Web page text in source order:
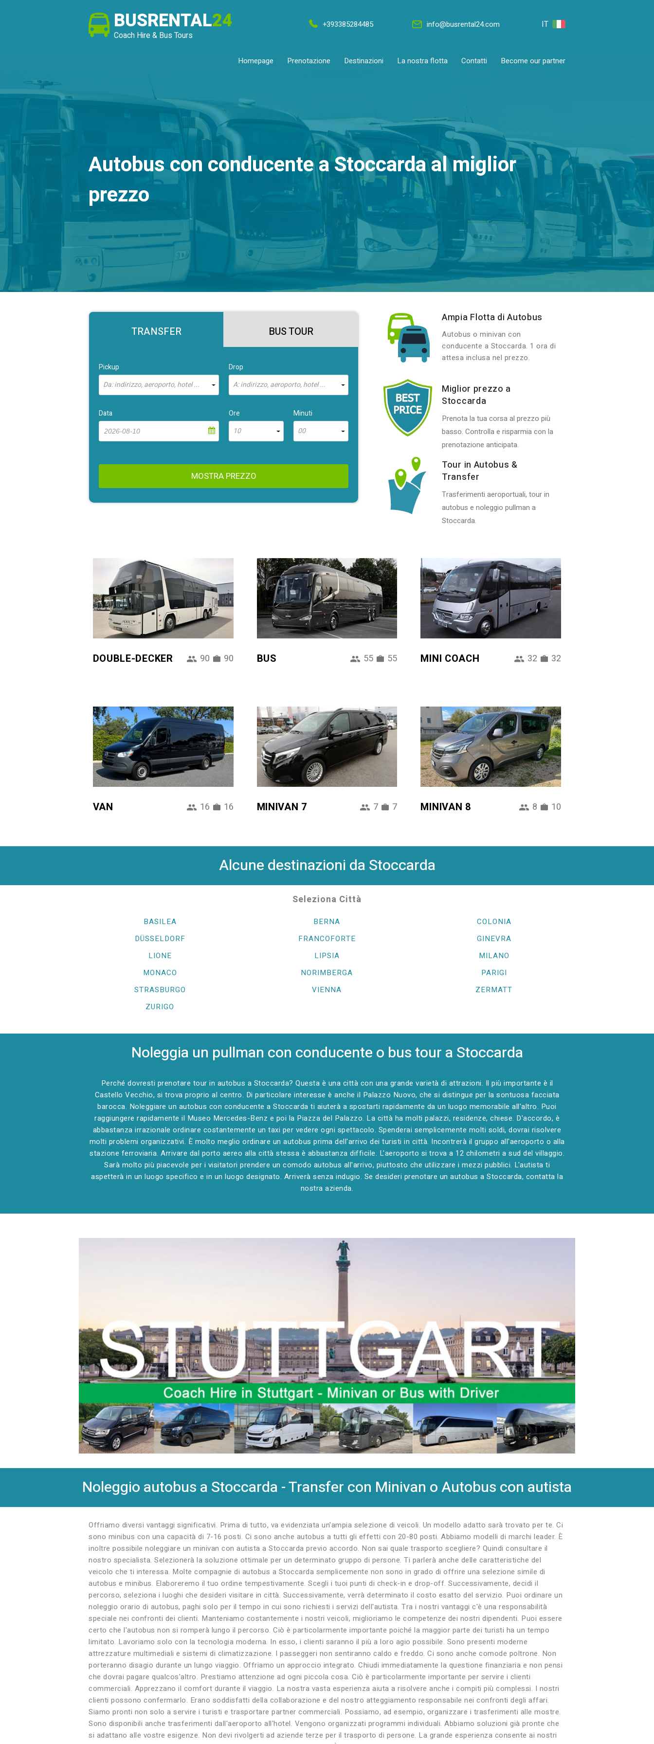
BUSRENTAL24
Coach Hire & Bus Tours
+393385284485 info@busrental24.com IT
Homepage Prenotazione Destinazioni La nostra flotta Contatti Become our partner
Autobus con conducente a Stoccarda al miglior
prezzo
TRANSFER BUS TOUR
Pickup
Da: indirizzo, aeroporto, hotel ...
Drop
A: indirizzo, aeroporto, hotel ...
Data
Ore
10
Minuti
00
MOSTRA PREZZO
Ampia Flotta di Autobus
Autobus o minivan con
conducente a Stoccarda. 1 ora di
attesa inclusa nel prezzo.
Miglior prezzo a
Stoccarda
Prenota la tua corsa al prezzo più
basso. Controlla e risparmia con la
prenotazione anticipata.
Tour in Autobus &
Transfer
Trasferimenti aeroportuali, tour in
autobus e noleggio pullman a
Stoccarda.
DOUBLE-DECKER 90 90 BUS 55 55 MINI COACH 32 32
VAN 16 16 MINIVAN 7 7 7 MINIVAN 8 8 10
Alcune destinazioni da Stoccarda
Seleziona Città
BASILEA BERNA
COLONIA
DÜSSELDORF
FRANCOFORTE
GINEVRA
LIONE
LIPSIA
MILANO
MONACO
NORIMBERGA
PARIGI
STRASBURGO
VIENNA
ZERMATT
ZURIGO
Noleggia un pullman con conducente o bus tour a Stoccarda
Perché dovresti prenotare tour in autobus a Stoccarda? Questa è una città con una grande varietà di attrazioni. Il più importante è il
Castello Vecchio, si trova proprio al centro. Di particolare interesse è anche il Palazzo Nuovo, che si distingue per la sontuosa facciata
barocca. Noleggiare un autobus con conducente a Stoccarda ti aiuterà a spostarti rapidamente da un luogo memorabile all'altro. Puoi
raggiungere rapidamente il Museo Mercedes-Benz e poi la Piazza del Palazzo. La città ha molti palazzi, residenze, chiese. D'accordo, è
abbastanza irrazionale ordinare costantemente un taxi per vedere ogni spettacolo. Spenderai semplicemente molti soldi, dovrai risolvere
molti problemi organizzativi. È molto meglio ordinare un autobus prima dell'arrivo dei turisti in città. Incontrerà il gruppo all'aeroporto o alla
stazione ferroviaria. Arrivare dal porto aereo alla città stessa è abbastanza difficile. L'aeroporto si trova a 12 chilometri a sud del villaggio.
Sarà molto più piacevole per i visitatori prendere un comodo autobus all'arrivo, piuttosto che utilizzare i mezzi pubblici. L'autista ti
aspetterà in un luogo specifico e in un luogo designato. Arriverà senza indugio. Se desideri prenotare un autobus a Stoccarda, contatta la
nostra azienda.
Noleggio autobus a Stoccarda - Transfer con Minivan o Autobus con autista
Offriamo diversi vantaggi significativi. Prima di tutto, va evidenziata un'ampia selezione di veicoli. Un modello adatto sarà trovato per te. Ci
sono minibus con una capacità di 7-16 posti. Ci sono anche autobus a tutti gli effetti con 20-80 posti. Abbiamo modelli di marchi leader. È
inoltre possibile noleggiare un minivan con autista a Stoccarda previo accordo. Non sai quale trasporto scegliere? Quindi consultare il
nostro specialista. Selezionerà la soluzione ottimale per un determinato gruppo di persone. Ti parlerà anche delle caratteristiche del
veicolo che ti interessa. Molte compagnie di autobus a Stoccarda semplicemente non sono in grado di offrire una selezione simile di
autobus e minibus. Elaboreremo il tuo ordine tempestivamente. Scegli i tuoi punti di check-in e drop-off. Successivamente, decidi il
percorso, seleziona i luoghi che desideri visitare in città. Successivamente, verrà determinato il costo esatto del servizio. Puoi ordinare un
noleggio orario di autobus, paghi solo per il tempo in cui sono richiesti i servizi dell'autista. Tra i nostri vantaggi c'è una responsabilità
speciale nei confronti dei clienti. Manteniamo costantemente i nostri veicoli, miglioriamo le competenze dei nostri dipendenti. Puoi essere
certo che l'autobus non si romperà lungo il percorso. Ciò è particolarmente importante poiché la maggior parte dei turisti ha un tempo
limitato. Lavoriamo solo con la tecnologia moderna. In esso, i clienti saranno il più a loro agio possibile. Sono presenti moderne
attrezzature multimediali e sistemi di climatizzazione. I passeggeri non sentiranno caldo e freddo. Ci sono anche comode poltrone. Non
porteranno disagio durante un lungo viaggio. Offriamo un approccio integrato. Chiudi immediatamente la questione finanziaria e non pensi
che dovrai pagare qualcos'altro. Prestiamo attenzione ad ogni piccola cosa. Ciò è particolarmente importante per servire i clienti
commerciali. Apprezzano il comfort durante il viaggio. La nostra vasta esperienza aiuta a risolvere anche i compiti più complessi. I nostri
clienti possono confermarlo. Erano soddisfatti della collaborazione e del nostro atteggiamento responsabile nei confronti degli affari.
Siamo pronti non solo a servire i turisti e trasportare partner commerciali. Possiamo, ad esempio, organizzare i trasferimenti alle mostre.
Sono disponibili anche trasferimenti dall'aeroporto all'hotel. Vengono organizzati programmi individuali. Abbiamo soluzioni già pronte che
si adattano alle vostre esigenze. Non devi rivolgerti ad aziende terze per il trasporto di persone. La grande esperienza consente ai nostri